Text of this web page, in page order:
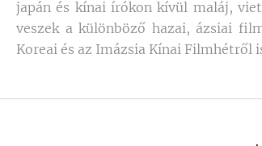
japán és kínai írókon kívül maláj,
veszek a különböző hazai, ázsiai
Koreai és az Imázsia Kínai Filmhétről